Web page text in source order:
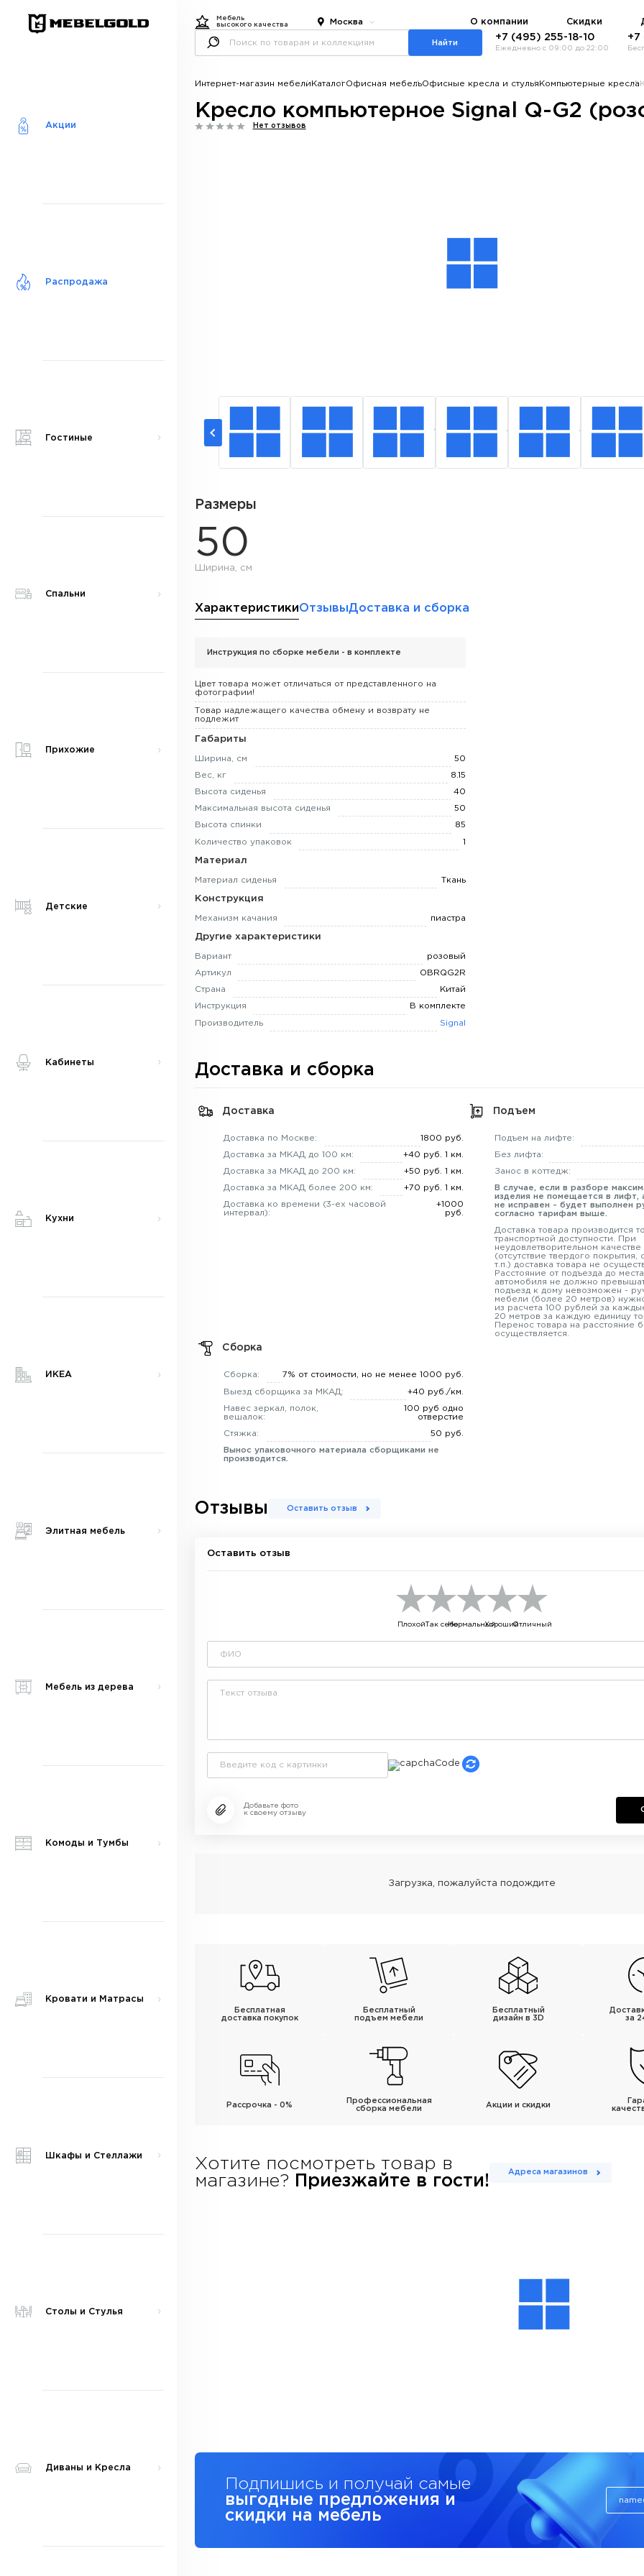
Акции
Распродажа
Гостиные
Спальни
Прихожие
Детские
Кабинеты
Кухни
ИКЕА
Элитная мебель
Мебель из дерева
Комоды и Тумбы
Кровати и Матрасы
Шкафы и Стеллажи
Столы и Стулья
Диваны и Кресла
Мебель
высокого качества
Москва О компании Скидки
Найти
+7 (495) 255-18-10
Ежедневно с 09:00 до 22:00
+7
Интернет-магазин мебели КаталогОфисная мебельОфисные кресла и стулья Компьютерные кресла
Кресло компьютерное Signal Q-G2
Нет отзывов
Размеры
50
Ширина, см
ХарактеристикиОтзывыДоставка и сборка
Инструкция по сборке мебели - в комплекте
Цвет товара может отличаться от представленного на
фотографии!
Товар надлежащего качества обмену и возврату не
подлежит
Габариты
Ширина, см 50
Вес, кг 8.15
Высота сиденья 40
Максимальная высота сиденья 50
Высота спинки 85
Количество упаковок 1
Материал
Материал сиденья Ткань
Конструкция
Механизм качания пиастра
Другие характеристики
Вариант розовый
Артикул OBRQG2R
Страна Китай
Инструкция В комплекте
Производитель Signal
Доставка и сборка
Доставка
Доставка по Москве: 1800 руб.
Доставка за МКАД до 100 км: +40 руб. 1 км.
Доставка за МКАД до 200 км: +50 руб. 1 км.
Доставка за МКАД более 200 км: +70 руб. 1 км.
Доставка ко времени (3-ех часовой
интервал):
+1000
руб.
Подъем
Подъем на лифте:
Без лифта:
Занос в коттедж:
В случае, если в разборе
изделия не помещается в лифт,
не исправен - будет выполнен
согласно тарифам выше.
Доставка товара производится
транспортной доступности. При
неудовлетворительном качестве
(отсутствие твердого
т.п.) доставка товара не
Расстояние от подъезда до
автомобиля не должно
подъезд к дому невозможен -
мебели (более 20 метров) нужно
из расчета 100 рублей за
20 метров за каждую единицу
Перенос товара на расстояние
осуществляется.
Сборка
Сборка: 7% от стоимости, но не менее 1000 руб.
Выезд сборщика за МКАД: +40 руб./км.
Навес зеркал, полок,
вешалок:
100 руб одно
отверстие
Стяжка: 50 руб.
Вынос упаковочного материала сборщиками не
производится.
Отзывы Оставить отзыв
Оставить отзыв
Отличный
Хороший
Нормальный
Так себе
Плохой
Добавьте фото
к своему отзыву
Бесплатная
доставка покупок
Бесплатный
подъем мебели
Бесплатный
дизайн в 3D
за
Рассрочка - 0%
Профессиональная
сборка мебели
Акции и скидки
Хотите посмотреть товар в
магазине? Приезжайте в гости!
Адреса магазинов
Подпишись и получай самые
выгодные предложения и
скидки на мебель